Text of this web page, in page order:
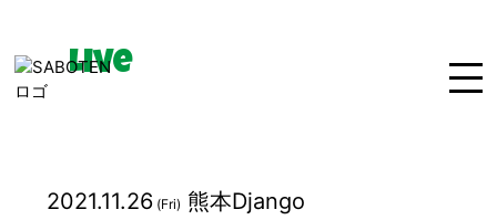
Bio Media
Live
2021.11.26 (Fri) 熊本Django